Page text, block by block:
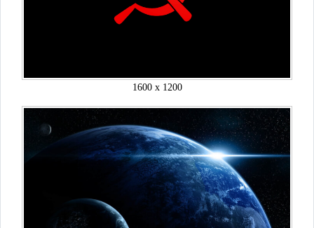
1600 x 1200